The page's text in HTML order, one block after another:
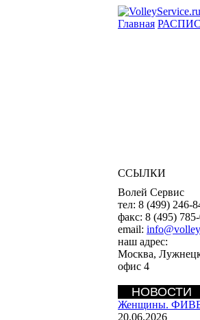
Главная
ССЫЛКИ
Волей Сервис
тел: 8 (499) 246-
факс: 8 (495)
email:
наш адрес:
Москва,
офис 4
НОВОСТИ
Женщины.
20.06.2026